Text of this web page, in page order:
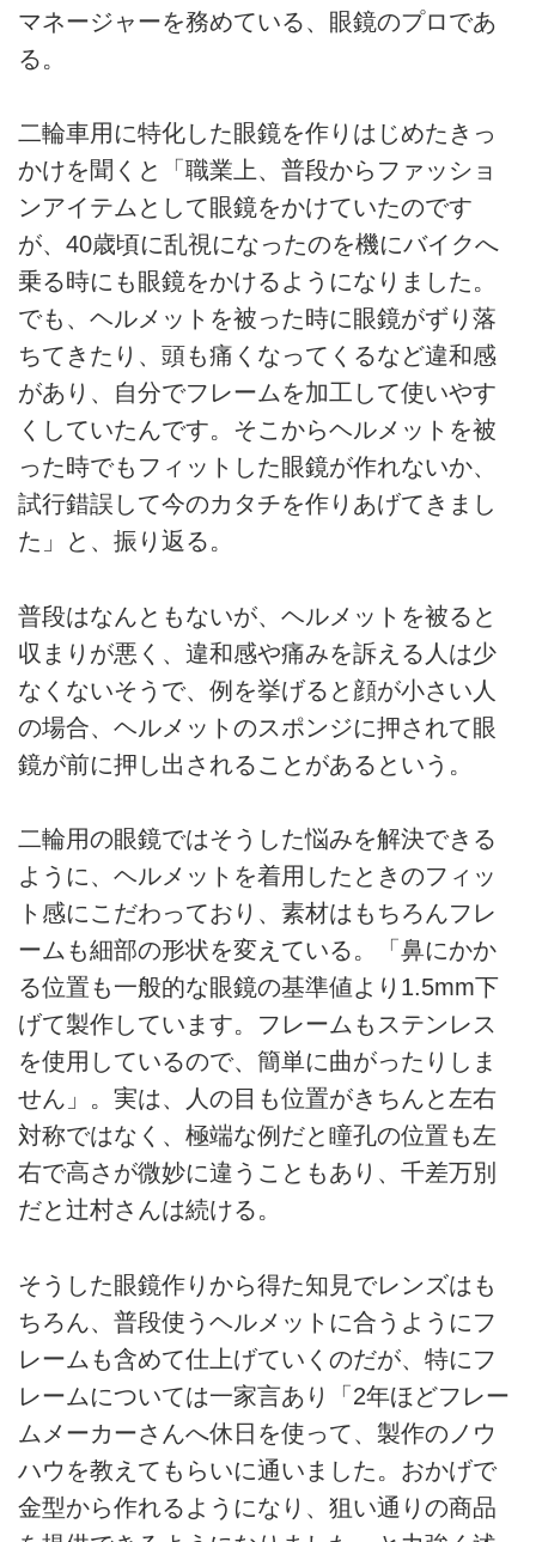
マネージャーを務めている、眼鏡のプロであ
る。
二輪車用に特化した眼鏡を作りはじめたきっ
かけを聞くと「職業上、普段からファッショ
ンアイテムとして眼鏡をかけていたのです
が、40歳頃に乱視になったのを機にバイクへ
乗る時にも眼鏡をかけるようになりました。
でも、ヘルメットを被った時に眼鏡がずり落
ちてきたり、頭も痛くなってくるなど違和感
があり、自分でフレームを加工して使いやす
くしていたんです。そこからヘルメットを被
った時でもフィットした眼鏡が作れないか、
試行錯誤して今のカタチを作りあげてきまし
た」と、振り返る。
普段はなんともないが、ヘルメットを被ると
収まりが悪く、違和感や痛みを訴える人は少
なくないそうで、例を挙げると顔が小さい人
の場合、ヘルメットのスポンジに押されて眼
鏡が前に押し出されることがあるという。
二輪用の眼鏡ではそうした悩みを解決できる
ように、ヘルメットを着用したときのフィッ
ト感にこだわっており、素材はもちろんフレ
ームも細部の形状を変えている。「鼻にかか
る位置も一般的な眼鏡の基準値より1.5mm下
げて製作しています。フレームもステンレス
を使用しているので、簡単に曲がったりしま
せん」。実は、人の目も位置がきちんと左右
対称ではなく、極端な例だと瞳孔の位置も左
右で高さが微妙に違うこともあり、千差万別
だと辻村さんは続ける。
そうした眼鏡作りから得た知見でレンズはも
ちろん、普段使うヘルメットに合うようにフ
レームも含めて仕上げていくのだが、特にフ
レームについては一家言あり「2年ほどフレー
ムメーカーさんへ休日を使って、製作のノウ
ハウを教えてもらいに通いました。おかげで
金型から作れるようになり、狙い通りの商品